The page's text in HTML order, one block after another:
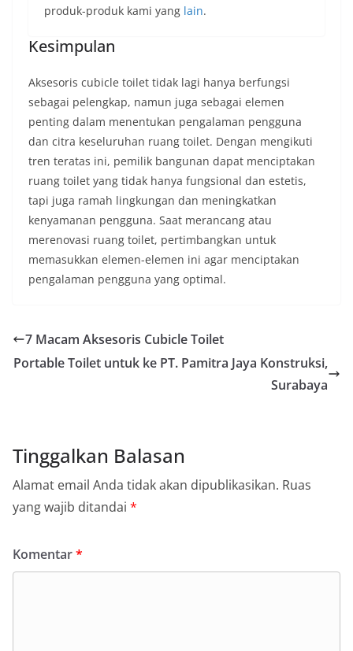
produk-produk kami yang lain.
Kesimpulan
Aksesoris cubicle toilet tidak lagi hanya berfungsi
sebagai pelengkap, namun juga sebagai elemen
penting dalam menentukan pengalaman pengguna
dan citra keseluruhan ruang toilet. Dengan mengikuti
tren teratas ini, pemilik bangunan dapat menciptakan
ruang toilet yang tidak hanya fungsional dan estetis,
tapi juga ramah lingkungan dan meningkatkan
kenyamanan pengguna. Saat merancang atau
merenovasi ruang toilet, pertimbangkan untuk
memasukkan elemen-elemen ini agar menciptakan
pengalaman pengguna yang optimal.
7 Macam Aksesoris Cubicle Toilet
Portable Toilet untuk ke PT. Pamitra Jaya Konstruksi,
Surabaya
Tinggalkan Balasan
Alamat email Anda tidak akan dipublikasikan. Ruas
yang wajib ditandai *
Komentar*